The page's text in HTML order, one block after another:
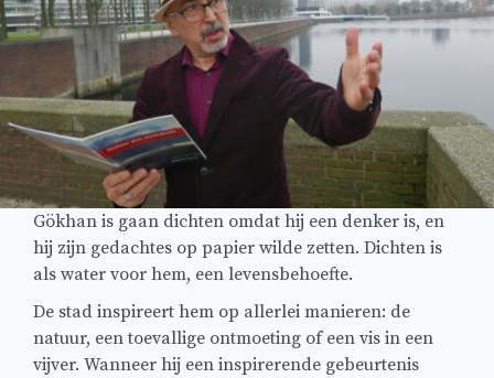
Gökhan is gaan dichten omdat hij een denker is, en
hij zijn gedachtes op papier wilde zetten. Dichten is
als water voor hem, een levensbehoefte.
De stad inspireert hem op allerlei manieren: de
natuur, een toevallige ontmoeting of een vis in een
vijver. Wanneer hij een inspirerende gebeurtenis